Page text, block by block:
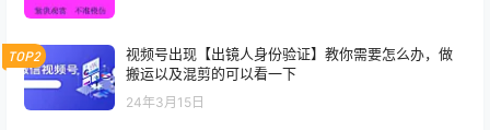
TOP2
视频号出现【出镜人身份验证】教你需要怎么办，做
搬运以及混剪的可以看一下
24年3月15日